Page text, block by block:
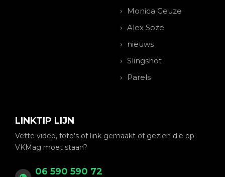
Monica Geuze
Alex Soze
nieuws
Slingshot
Parels
LINKTIP LIJN
Vette video, foto's of link gemaakt of gezien die op
VKMag moet staan?
06 590 590 72